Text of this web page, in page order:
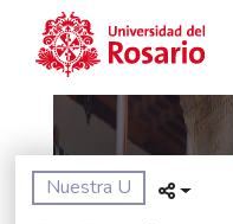
Pasar al contenido principal
Nuestra U